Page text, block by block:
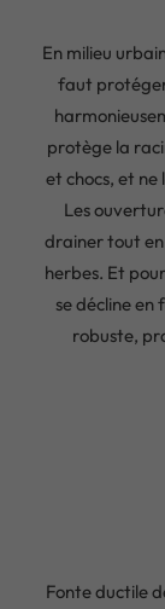
En milieu
faut protéger
protège la
et chocs, et ne
Les
drainer tout en
herbes. Et
se décline en
robuste,
Fonte ductile